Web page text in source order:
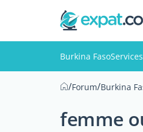
Burkina FasoServices
/Forum/Burkina
femme